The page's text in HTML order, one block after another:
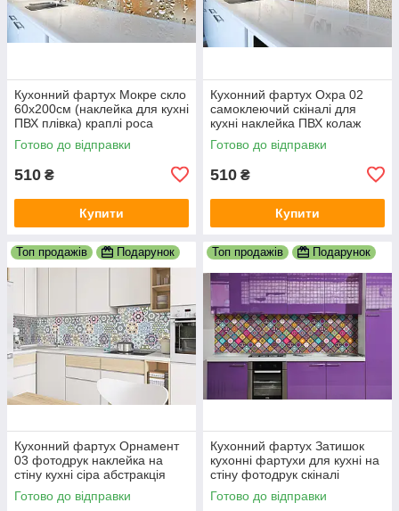
Кухонний фартух Мокре скло
60х200см (наклейка для кухні
ПВХ плівка) краплі роса
Текстура
Готово до відправки
510 ₴
Купити
Кухонний фартух Охра 02
самоклеючий скіналі для
кухні наклейка ПВХ колаж
пісок текстура беж 600х2000
мм
Готово до відправки
510 ₴
Купити
Топ продажів Подарунок
Кухонний фартух Орнамент
03 фотодрук наклейка на
стіну кухні сіра абстракція
скіналі геометрія 600х2000
мм
Готово до відправки
Топ продажів Подарунок
Кухонний фартух Затишок
кухонні фартухи для кухні на
стіну фотодрук скіналі
абстракція 600х2000 мм
Готово до відправки